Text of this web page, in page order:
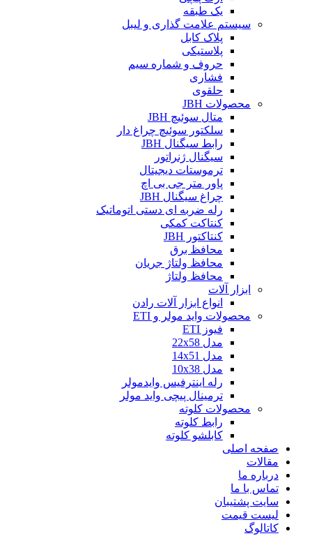
یک طبقه
سیستم علامت گذاری و لیبل
پلاک کابل
پلاستیکی
حروف و شماره سیم
فشاری
حلقوی
محصولات JBH
متال سوئیچ JBH
سلکتور سوئیچ چراغ دار
رابط سیگنال JBH
سیگنال ژنراتور
ترموستات دیجیتال
پاور متر جی بی اچ
چراغ سیگنال JBH
رله ضربه ای دستی اتوماتیک
کنتاکت کمکی
کنتاکتور JBH
محافظ برق
محافظ ولتاژ جریان
محافظ ولتاژ
ابزار آلات
انواع ابزار آلات رادن
محصولات واید مولر و ETI
فیوز ETI
مدل 22x58
مدل 14x51
مدل 10x38
رله اینترفیس وایدمولر
ترمینال پیچی واید مولر
محصولات کلوته
رابط کلوته
کابلشو کلوته
صفحه اصلی
مقالات
درباره ما
تماس با ما
سایت پشتیبان
لیست قیمت
کاتالوگ